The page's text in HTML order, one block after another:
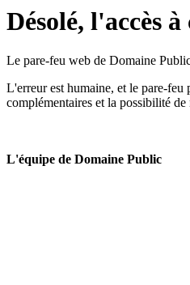
Désolé, l'accès
Le pare-feu web de Domaine
L'erreur est humaine, et le pare-feu
complémentaires et la possibilité
L'équipe de Domaine Public